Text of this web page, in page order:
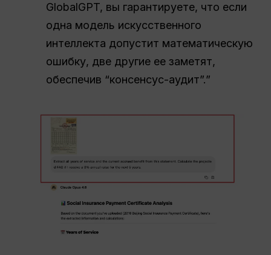
GlobalGPT, вы гарантируете, что если
одна модель искусственного
интеллекта допустит математическую
ошибку, две другие ее заметят,
обеспечив “консенсус-аудит”.”